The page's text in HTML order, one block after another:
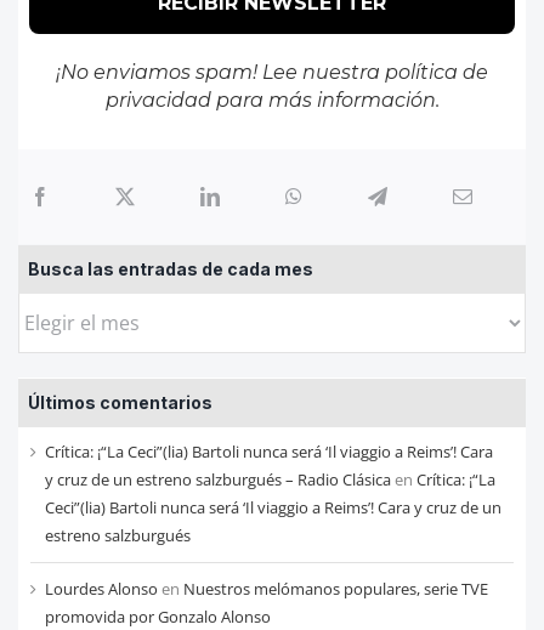
¡No enviamos spam! Lee nuestra política de
privacidadpara más información.
Busca las entradas de cada mes
Busca
entradas
de
cada
mes
Últimos comentarios
Crítica: ¡“La Ceci”(lia) Bartoli nunca será ‘Il viaggio a Reims’! Cara
y cruz de un estreno salzburgués – Radio Clásicaen Crítica: ¡“La
Ceci”(lia) Bartoli nunca será ‘Il viaggio a Reims’! Cara y cruz de un
estreno salzburgués
Lourdes Alonso en Nuestros melómanos populares, serie TVE
promovida por Gonzalo Alonso